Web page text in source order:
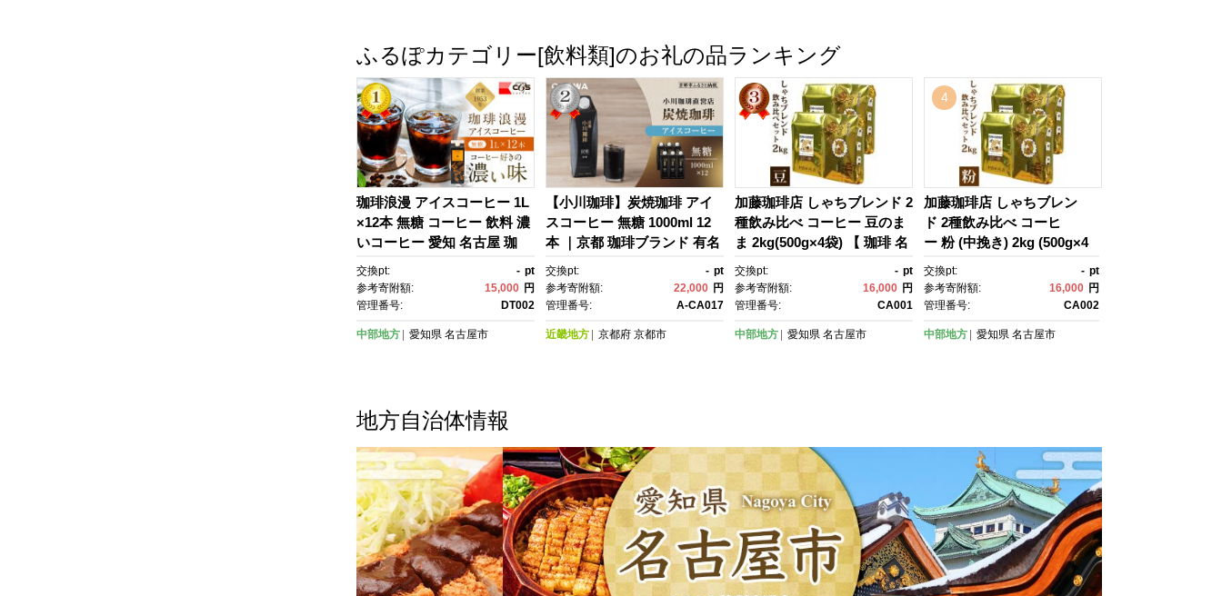
ふるぽカテゴリー[飲料類]のお礼の品ランキング
珈琲浪漫 アイスコーヒー 1L
×12本 無糖 コーヒー 飲料 濃
いコーヒー 愛知 名古屋 珈
琲 人気 おすすめ | コーヒ
ー 珈琲 アイスコーヒー 濃い
コーヒー 老舗 濃厚 無糖 飲
ンク コーヒー豆 深煎り スト
交換pt: - pt
参考寄附額:
15,000 円
管理番号:
DT002
中部地方 愛知県 名古屋市
【小川珈琲】炭焼珈琲 アイ
スコーヒー 無糖 1000ml 12
本 ｜京都 珈琲ブランド 有名
店 人気［ 京都 珈琲 ブラン
ド OGAWA アイスコーヒ
ー リキッド 人気 おすすめ 珈
ト 贈答 お取り寄せ 通販 送料
交換pt: - pt
参考寄附額:
22,000 円
管理番号:
A-CA017
近畿地方 京都府 京都市
加藤珈琲店 しゃちブレンド 2
種飲み比べ コーヒー 豆のま
ま 2kg(500g×4袋) 【 珈琲 名
古屋 飲みくらべ 飲料 加藤珈
琲店 コーヒーまめ 人気 おす
すめ こーひー 定番 ブレン
ィコーヒー 愛知県 名古屋
交換pt: - pt
参考寄附額:
16,000 円
管理番号:
CA001
中部地方 愛知県 名古屋市
4
加藤珈琲店 しゃちブレン
ド 2種飲み比べ コーヒ
ー 粉 (中挽き) 2kg (500g×4
袋) 【 珈琲 名古屋 飲みくら
べ 飲料 加藤珈琲店 コーヒー
粉 人気 おすすめ こーひ
スペシャルティコーヒー 愛
交換pt: - pt
参考寄附額:
16,000 円
管理番号:
CA002
中部地方 愛知県 名古屋市
地方自治体情報